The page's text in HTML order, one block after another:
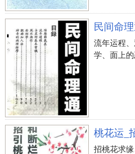
民间命
流年运程
学、面上的
桃花运_
招桃花求